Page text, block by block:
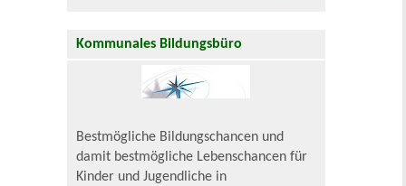
Kommunales Bildungsbüro
Bestmögliche Bildungschancen und
damit bestmögliche Lebenschancen für
Kinder und Jugendliche in